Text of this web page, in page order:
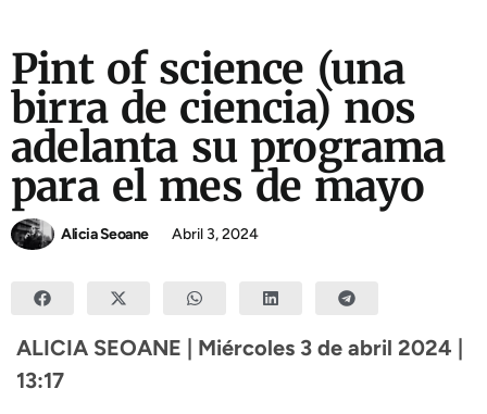
Pint of science (una
birra de ciencia) nos
adelanta su programa
para el mes de mayo
Alicia Seoane Abril 3, 2024
ALICIA SEOANE | Miércoles 3 de abril 2024 |
13:17